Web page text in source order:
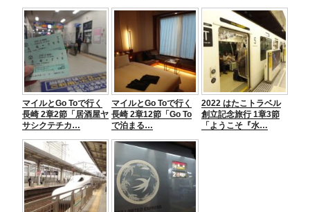
マイルとGo Toで行く
長崎 2章2節「居酒屋ヤ
サシクテチカ…
マイルとGo Toで行く
長崎 2章12節「Go To
で泊まる…
2022 はたこトラベル
創立記念旅行 1章3節
「ようこそ『水…